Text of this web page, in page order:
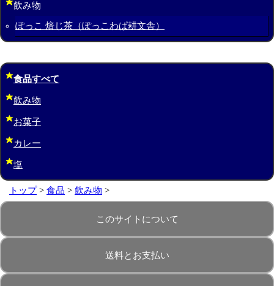
飲み物
ぽっこ 焙じ茶（ぽっこわぱ耕文舎）
食品すべて
飲み物
お菓子
カレー
塩
トップ> 食品 > 飲み物 >
このサイトについて
送料とお支払い